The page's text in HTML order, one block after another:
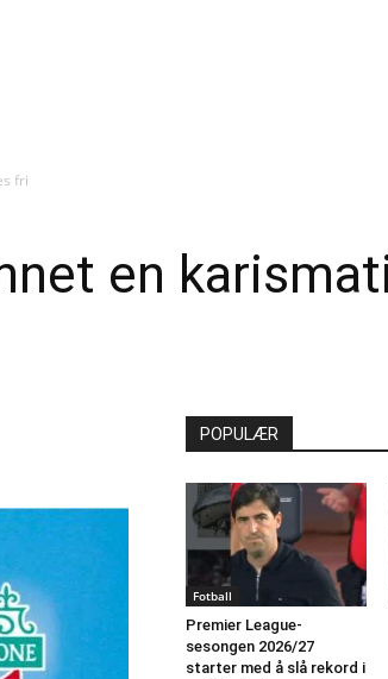
fri
en
POPULÆR
Fotball
Premier League-
sesongen 2026/27
starter med å slå rekord i